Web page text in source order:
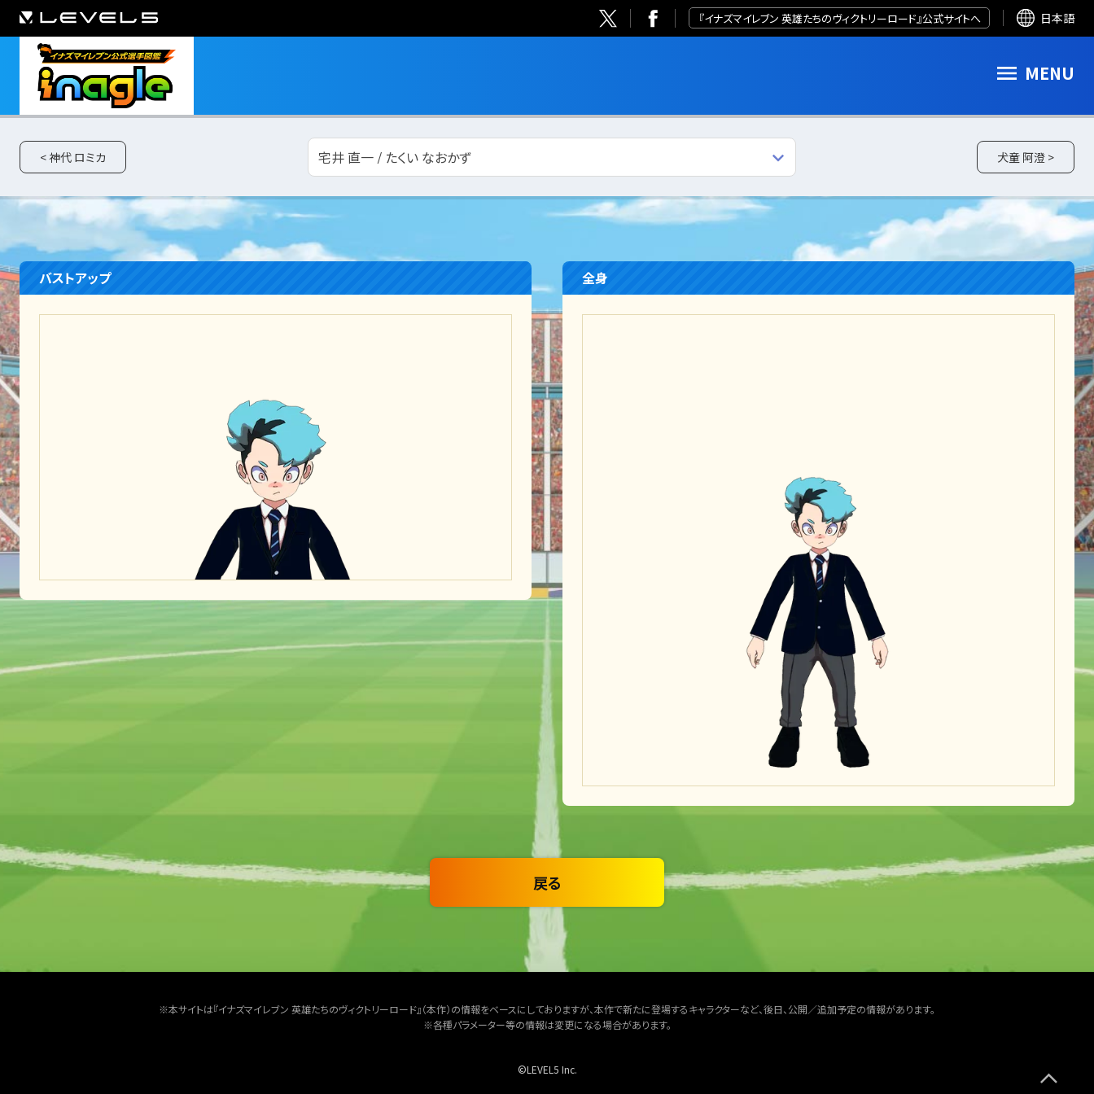
『イナズマイレブン 英雄たちのヴィクトリーロード』公式サイトへ 日本語
MENU
< 神代 ロミカ 宅井 直一 / たくい なおかず 犬童 阿澄 >
バストアップ 全身
戻る
※本サイトは『イナズマイレブン 英雄たちのヴィクトリーロード』（本作）の情報をベースにしておりますが、本作で新たに登場するキャラクターなど、後日、公開／追加予定の情報があります。
※各種パラメーター等の情報は変更になる場合があります。
©LEVEL5 Inc.